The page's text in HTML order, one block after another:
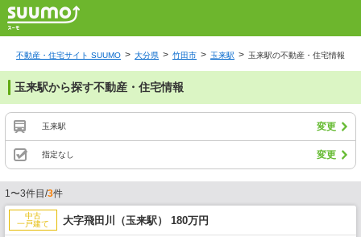
不動産・住宅サイト SUUMO 大分県 竹田市 玉来駅 玉来駅の不動産・住宅情報
玉来駅から探す不動産・住宅情報
玉来駅 変更
指定なし 変更
1〜3件目/3件
中古
一戸建て
大字飛田川（玉来駅） 180万円